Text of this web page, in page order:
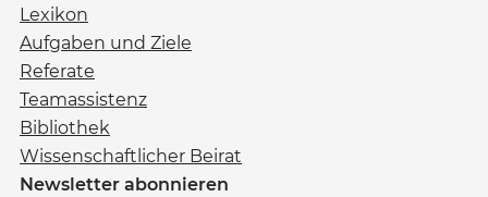
Lexikon
Aufgaben und Ziele
Referate
Teamassistenz
Bibliothek
Wissenschaftlicher Beirat
Newsletter abonnieren